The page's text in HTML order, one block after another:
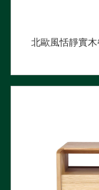
北歐風恬靜實